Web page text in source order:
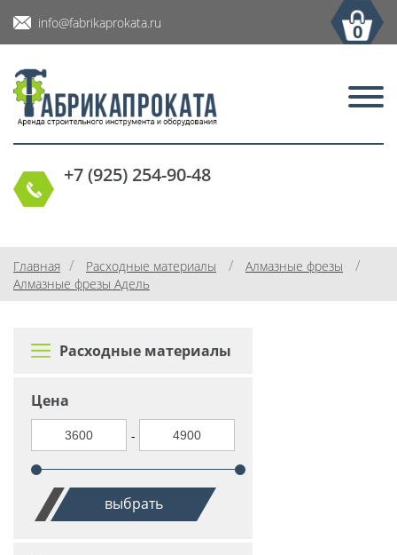
info@fabrikaprokata.ru 0
+7 (925) 254-90-48
Главная / Расходные материалы / Алмазные фрезы /
Алмазные фрезы Адель
Расходные материалы
Цена
-
выбрать